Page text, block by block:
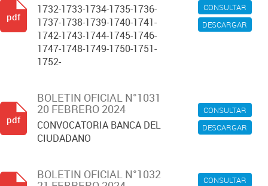
CONSULTAR
DESCARGAR
1732-1733-1734-1735-1736-
1737-1738-1739-1740-1741-
1742-1743-1744-1745-1746-
1747-1748-1749-1750-1751-
1752-
pdf
CONSULTAR
DESCARGAR
BOLETIN OFICIAL N°1031
20 FEBRERO 2024
CONVOCATORIA BANCA DEL
CIUDADANO
pdf
CONSULTAR
BOLETIN OFICIAL N°1032